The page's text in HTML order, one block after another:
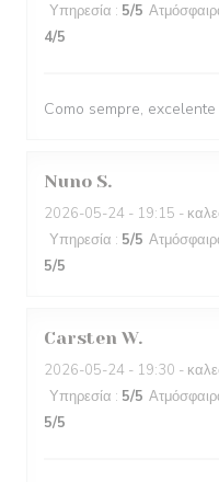
Υπηρεσία : 5/5
4/5
Como sempre,
Nuno S
2026-05-24 - 19:15 -
Υπηρεσία : 5/5
5/5
Carsten W
2026-05-24 - 19:30 -
Υπηρεσία : 5/5
5/5